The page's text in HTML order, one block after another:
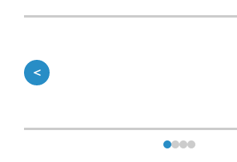
＜